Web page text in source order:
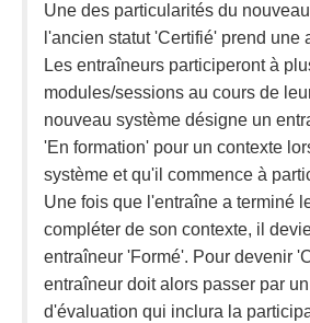
Une des particularités du
l'ancien statut 'Certifié' prend une
Les entraîneurs participeront à
modules/sessions au cours de
nouveau système désigne un
'En formation' pour un contexte
système et qu'il commence à
Une fois que l'entraîne a terminé
compléter de son contexte, il
entraîneur 'Formé'. Pour devenir
entraîneur doit alors passer par
d'évaluation qui inclura la